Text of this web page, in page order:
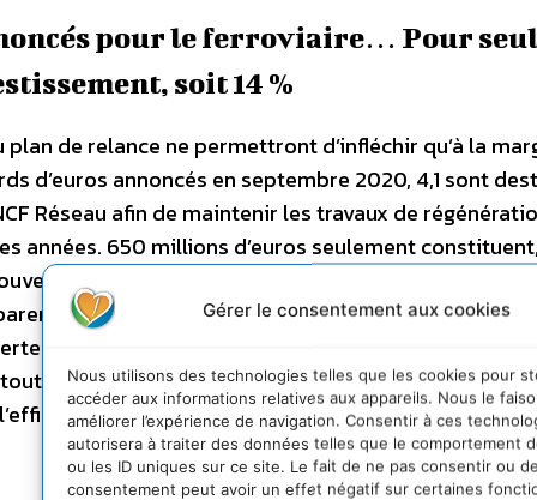
Gérer le consentement aux cookies
Nous utilisons des technologies telles que les cookies pour
accéder aux informations relatives aux appareils. Nous le
améliorer l’expérience de navigation. Consentir à ces
autorisera à traiter des données telles que le comportement
ou les ID uniques sur ce site. Le fait de ne pas consentir ou
consentement peut avoir un effet négatif sur certaines
pour le ferroviaire… Pour
soit 14 %
de relance ne permettront d’infléchir qu’à la
d’euros annoncés en septembre 2020, 4,1 sont
Réseau afin de maintenir les travaux de
années. 650 millions d’euros seulement
crédits d’investissement. Ce qui a été présenté
à plus juste titre à un plan de soutien à SNCF
liées à la crise COVID à court terme. Mais c’est
c’est bien d’un plan d’investissement sur 10 ans
du réseau ferroviaire de 2030, à même de